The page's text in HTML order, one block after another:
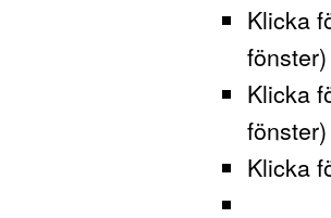
Klicka
fönster)
Klicka
fönster)
Klicka